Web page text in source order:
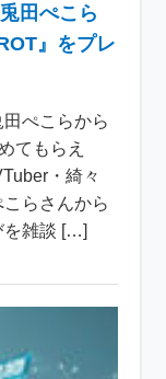
田ぺこら
』をプレ
ぺこらから
てもらえ
・綺々
らさんから
を雑談 […]